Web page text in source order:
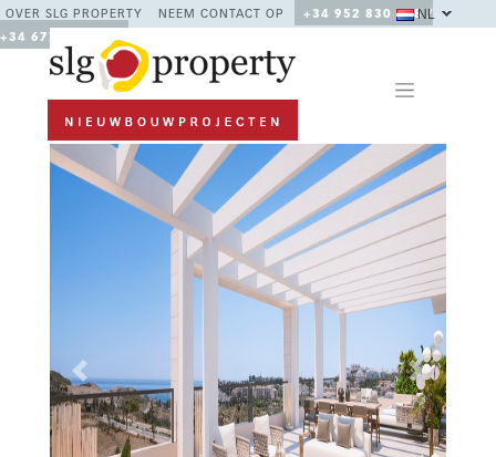
OVER SLG PROPERTY NEEM CONTACT OP
+34 952 830 378 /
+34 677 670 480
NL
Previous Next